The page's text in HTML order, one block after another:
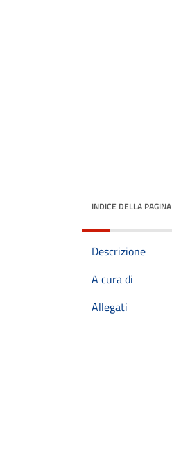
INDICE DELLA PAGINA
Descrizione
A cura di
Allegati